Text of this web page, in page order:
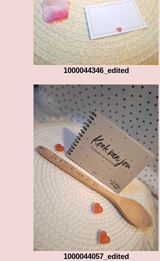
1000044346_edited
1000044057_edited